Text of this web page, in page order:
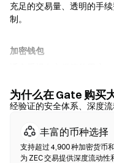
充足的交易量、透明的手
制。
加密钱包
内直接兑换代币。部分钱
可使用信用卡购买 ZEC。
实合约地址。
去中心化交易所（DEX）
无需中间方的点对点交易
为什么在 Gate 购买
经验证的安全体系、深度
丰富的币种选择
支持超过 4,900 种加密货币
为 ZEC 交易提供深度流动性